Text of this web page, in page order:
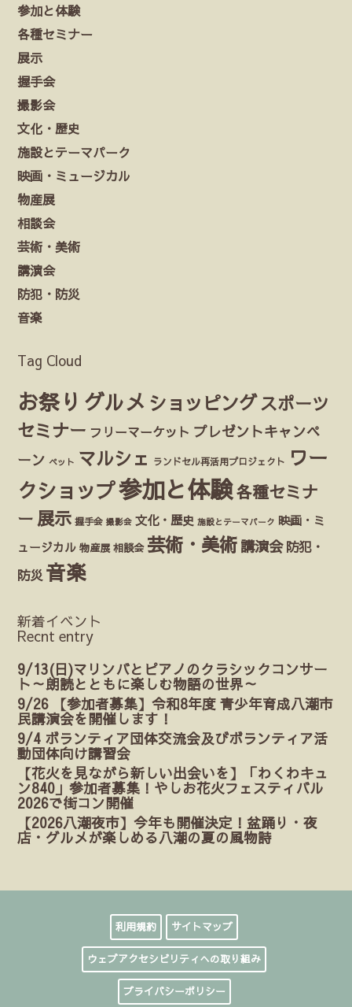
参加と体験
各種セミナー
展示
握手会
撮影会
文化・歴史
施設とテーマパーク
映画・ミュージカル
物産展
相談会
芸術・美術
講演会
防犯・防災
音楽
Tag Cloud
お祭り グルメ ショッピングスポーツ
セミナー フリーマーケット プレゼントキャンペ
ーン ペット マルシェ ランドセル再活用プロジェクト ワー
クショップ参加と体験各種セミナ
ー 展示 握手会 撮影会 文化・歴史 施設とテーマパーク 映画・ミ
ュージカル 物産展 相談会 芸術・美術 講演会 防犯・
防災 音楽
新着イベント
Recnt entry
9/13(日)マリンバとピアノのクラシックコンサー
ト～朗読とともに楽しむ物語の世界～
9/26 【参加者募集】令和8年度 青少年育成八潮市
民講演会を開催します！
9/4 ボランティア団体交流会及びボランティア活
動団体向け講習会
【花火を見ながら新しい出会いを】「わくわキュ
ン840」参加者募集！やしお花火フェスティバル
2026で街コン開催
【2026八潮夜市】今年も開催決定！盆踊り・夜
店・グルメが楽しめる八潮の夏の風物詩
利用規約 サイトマップ
ウェブアクセシビリティへの取り組み
プライバシーポリシー